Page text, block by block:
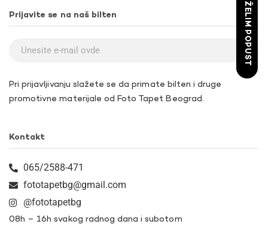
Prijavite se na naš bilten
Pri prijavljivanju slažete se da primate bilten i druge
promotivne materijale od Foto Tapet Beograd.
Kontakt
065/2588-471
fototapetbg@gmail.com
@fototapetbg
08h – 16h svakog radnog dana i subotom
ŽELIM POPUST